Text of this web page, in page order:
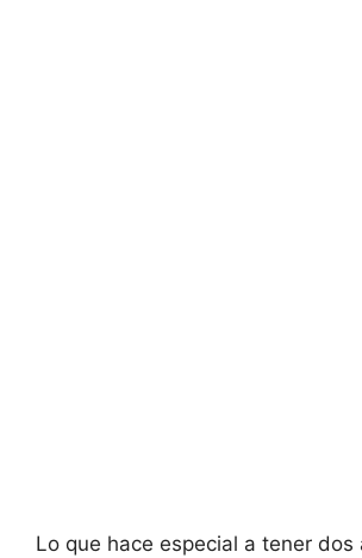
Lo que hace especial a tener dos